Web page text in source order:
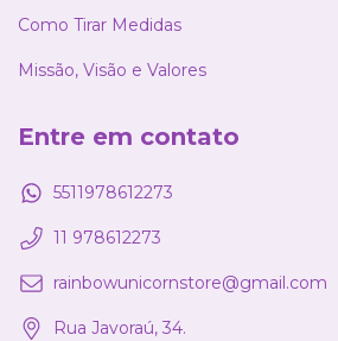
Como Tirar Medidas
Missão, Visão e Valores
Entre em contato
5511978612273
11 978612273
rainbowunicornstore@gmail.com
Rua Javoraú, 34.